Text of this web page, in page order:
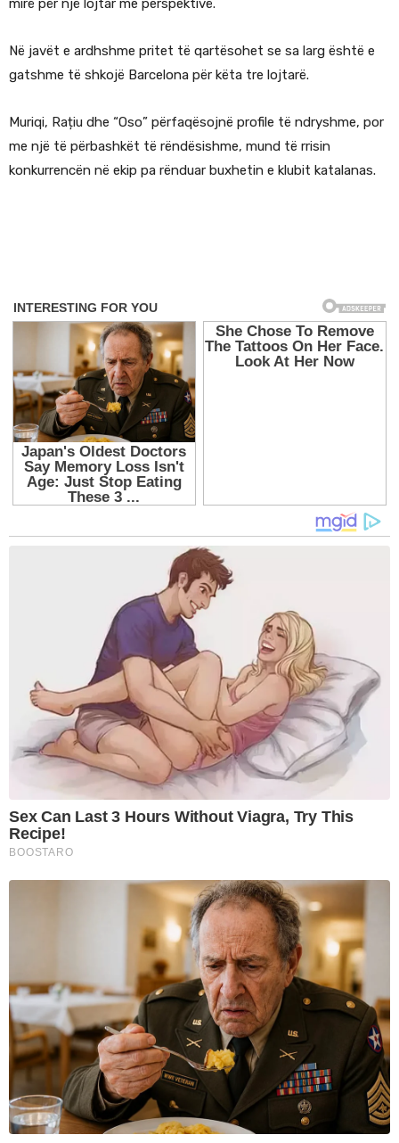
mirë për një lojtar me perspektivë.
Në javët e ardhshme pritet të qartësohet se sa larg është e
gatshme të shkojë Barcelona për këta tre lojtarë.
Muriqi, Rațiu dhe “Oso” përfaqësojnë profile të ndryshme, por
me një të përbashkët të rëndësishme, mund të rrisin
konkurrencën në ekip pa rënduar buxhetin e klubit katalanas.